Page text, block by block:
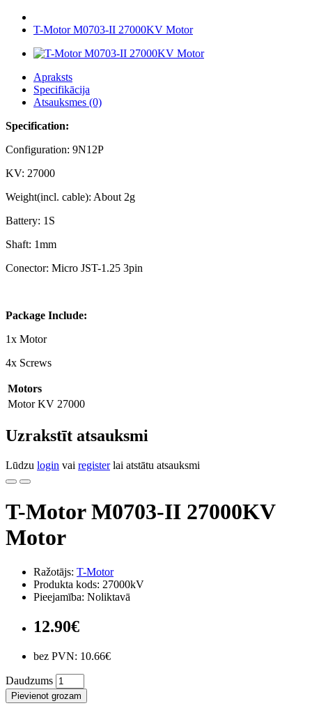
T-Motor M0703-II 27000KV Motor
Apraksts
Specifikācija
Atsauksmes (0)
Specification:
Configuration: 9N12P
KV: 27000
Weight(incl. cable): About 2g
Battery: 1S
Shaft: 1mm
Conector: Micro JST-1.25 3pin
Package Include:
1x Motor
4x Screws
Motors
Motor KV 27000
Uzrakstīt atsauksmi
Lūdzu login vai registerlai atstātu atsauksmi
T-Motor M0703-II 27000KV
Motor
Ražotājs: T-Motor
Produkta kods: 27000kV
Pieejamība: Noliktavā
12.90€
bez PVN: 10.66€
Daudzums
Pievienot grozam